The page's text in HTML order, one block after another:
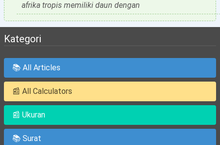
afrika tropis memiliki daun dengan
Kategori
📚 All Articles
📰 All Calculators
📰 Ukuran
📚 Surat